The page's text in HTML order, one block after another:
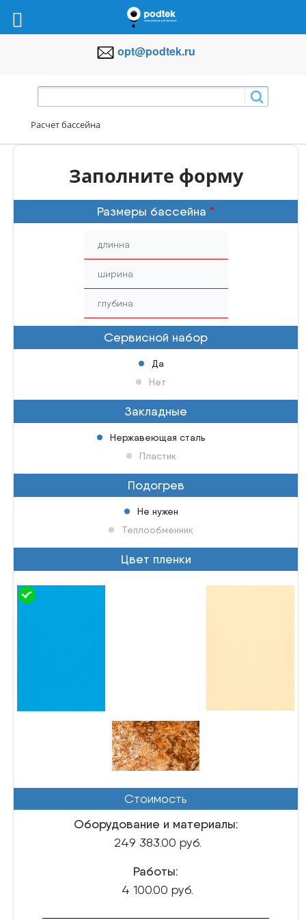
opt@podtek.ru
Расчет бассейна
Заполните форму
Размеры бассейна *
Сервисной набор
Да
Нет
Закладные
Нержавеющая сталь
Пластик
Подогрев
Не нужен
Теплообменник
Цвет пленки
Стоимость
Oборудование и материалы:
249 383.00 руб.
Работы:
4 100.00 руб.